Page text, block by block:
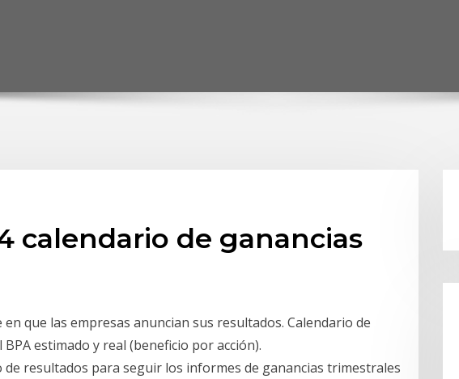
calendario de ganancias
en que las empresas anuncian sus resultados. Calendario de
estimado y real (beneficio por acción).
resultados para seguir los informes de ganancias trimestrales